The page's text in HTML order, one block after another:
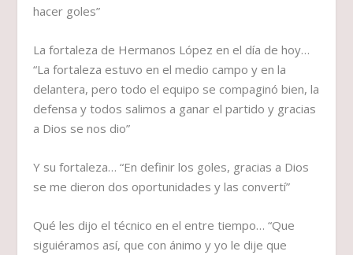
hacer goles”
La fortaleza de Hermanos López en el día de hoy…
“La fortaleza estuvo en el medio campo y en la
delantera, pero todo el equipo se compaginó bien, la
defensa y todos salimos a ganar el partido y gracias
a Dios se nos dio”
Y su fortaleza… “En definir los goles, gracias a Dios
se me dieron dos oportunidades y las convertí”
Qué les dijo el técnico en el entre tiempo… “Que
siguiéramos así, que con ánimo y yo le dije que